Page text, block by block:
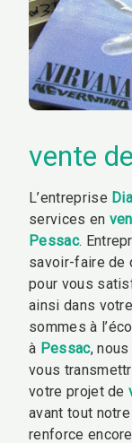
vente
L’entreprise
services en
Pessac.
savoir-faire de
pour vous
ainsi dans
sommes à
à Pessac,
vous
votre projet de
avant tout
renforce